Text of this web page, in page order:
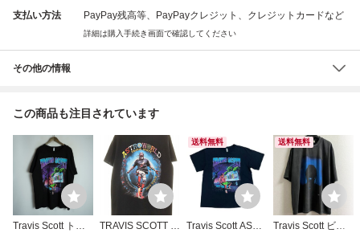
支払い方法 PayPay残高等、PayPayクレジット、クレジットカードなど
詳細は購入手続き画面で確認してください
その他の情報
この商品も注目されています
Travis Scott トラ
TRAVIS SCOTT A
送料無料
Travis Scott ASTR
送料無料
Travis Scott ビン